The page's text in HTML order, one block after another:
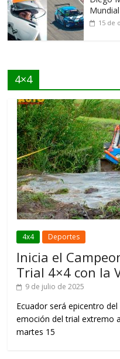
15 de
4×4
4x4 Deportes
Inicia el
Trial 4×4 con la
9 de julio de 2025
Ecuador será epicentro
emoción del trial extremo
martes 15